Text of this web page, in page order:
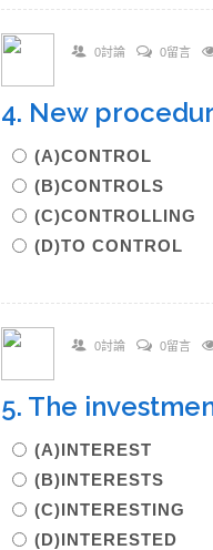
0討論 0留言
4. New
(A)CONTROL
(B)CONTROLS
(C)CONTROLLING
(D)TO CONTROL
0討論 0留言
5. The
(A)INTEREST
(B)INTERESTS
(C)INTERESTING
(D)INTERESTED